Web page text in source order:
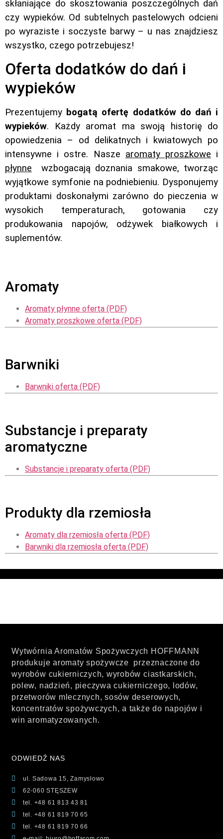
skłaniające do skosztowania poszczególnych dań
czy wypieków. Od subtelnych pastelowych odcieni
po wyraziste i soczyste barwy – u nas znajdziesz
wszystko, czego potrzebujesz!
Oferta dodatków do dań i
wypieków
Prezentujemy bogatą ofertę dodatków do dań i
wypieków. Każdy aromat ma swoją historię do
opowiedzenia – od delikatnych i kwiatowych po
intensywne i ostre. Nasze aromaty proszkowe i
płynne wzbogacają doznania smakowe, tworząc
wyjątkowe symfonie na podniebieniu. Dysponujemy
produktami doskonałymi zarówno do pieczenia w
wysokich temperaturach, gotowania czy
produkowania napojów, odżywek białkowych i
suplementów.
Aromaty
Aromaty płynne oferta (PDF)
Aromaty proszkowe oferta (PDF)
Barwniki
Barwniki oferta (PDF)
Substancje i preparaty
aromatyczne
Substancje i preparaty oferta (PDF)
Produkty dla rzemiosła
Aromaty dla rzemiosła oferta (PDF)
Barwniki dla rzemiosła oferta (PDF)
Wytwórnia Aromatów Spożywczych HOFFMANN
produkuje aromaty spożywcze przeznaczone do
wyrobów cukierniczych, wyrobów ciastkarskich,
polew, nadzień, pieczywa cukierniczego, lodów,
przetworów mlecznych, sosów deserowych,
koncentratów spożywczych, a także do napojów i
win aromatyzowanych.
ODWIEDŹ NAS
ul. Sadowa 15, Zamysłowo
62-060 STĘSZEW
tel. +48 61 813 43 81
tel. +48 61 819 70 65
tel. +48 61 819 70 66